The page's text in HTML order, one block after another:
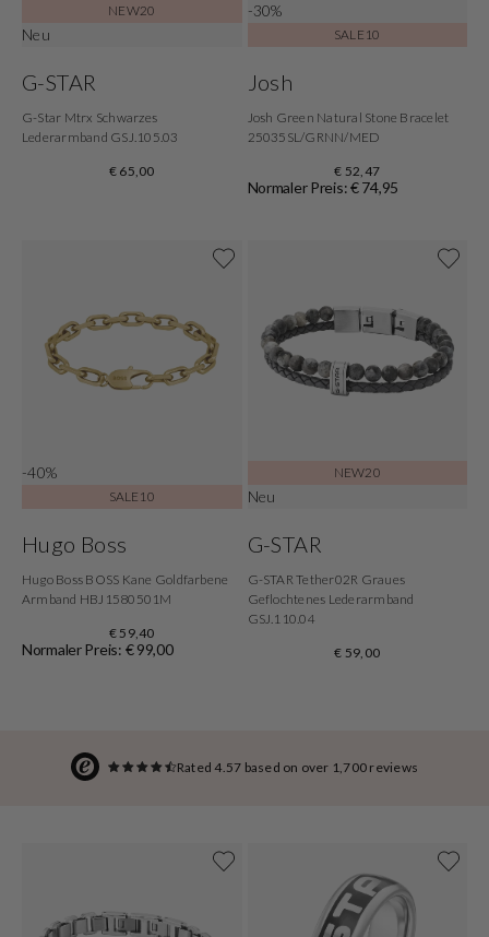
Rated 4.57 based on over 1,700 reviews
NEW20
Neu
G-STAR
G-Star Mtrx Schwarzes
Lederarmband GSJ.105.03
€ 65,00
-30%
SALE10
Josh
Josh Green Natural Stone Bracelet
25035SL/GRNN/MED
€ 52,47
Normaler Preis: € 74,95
-40%
SALE10
Hugo Boss
Hugo Boss BOSS Kane Goldfarbene
Armband HBJ1580501M
€ 59,40
Normaler Preis: € 99,00
NEW20
Neu
G-STAR
G-STAR Tether02R Graues
Geflochtenes Lederarmband
GSJ.110.04
€ 59,00